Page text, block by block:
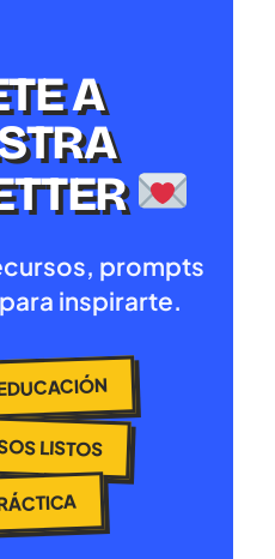
A
prompts
inspirarte.
LISTOS